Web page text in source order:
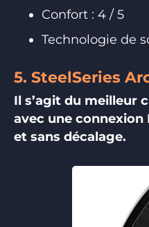
Confort : 4 / 5
Technologie de
5. SteelSeries
Il s’agit du meilleur
avec une
et sans décalage.